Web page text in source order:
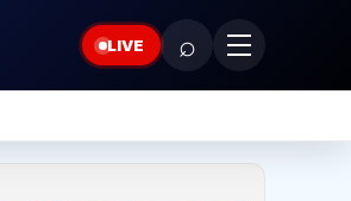
LIVE ⌕